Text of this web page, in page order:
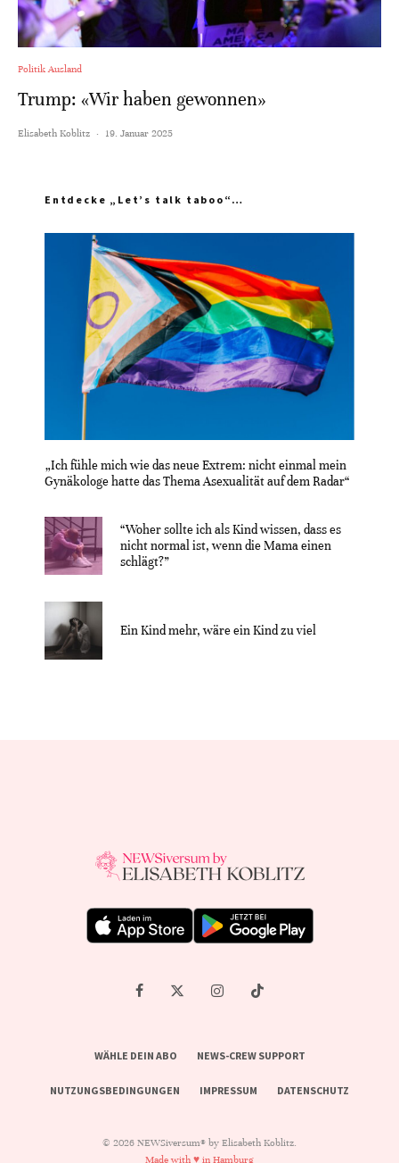
Politik Ausland
Trump: «Wir haben gewonnen»
Elisabeth Koblitz · 19. Januar 2025
Entdecke „Let’s talk taboo“…
„Ich fühle mich wie das neue Extrem: nicht einmal mein
Gynäkologe hatte das Thema Asexualität auf dem Radar“
“Woher sollte ich als Kind wissen, dass es
nicht normal ist, wenn die Mama einen
schlägt?”
Ein Kind mehr, wäre ein Kind zu viel
WÄHLE DEIN ABO NEWS-CREW SUPPORT
NUTZUNGSBEDINGUNGEN IMPRESSUM DATENSCHUTZ
© 2026 NEWSiversum® by Elisabeth Koblitz.
Made with ♥ in Hamburg